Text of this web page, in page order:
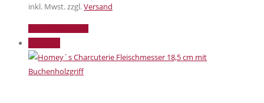
inkl. Mwst. zzgl.Versand